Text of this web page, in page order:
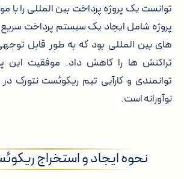
توانست یک پروژه پرداخت بین المللی را با
پروژه شامل ایجاد یک سیستم پرداخت سریع
های بین المللی بود که به طور قابل
تراکنش ها را کاهش داد. موفقیت این
توانمندی و کارآیی تیم ریکوئست نتورک
نوآورانه است.
نحوه ایجاد و استخراج